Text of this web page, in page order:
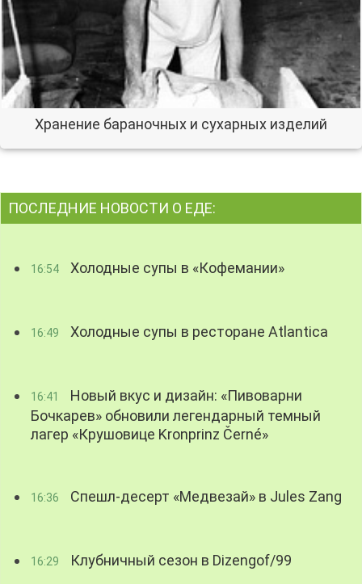
Хранение бараночных и сухарных изделий
ПОСЛЕДНИЕ НОВОСТИ О ЕДЕ:
16:54 Холодные супы в «Кофемании»
16:49 Холодные супы в ресторане Atlantica
16:41
Новый вкус и дизайн: «Пивоварни
Бочкарев» обновили легендарный темный
лагер «Крушовице Kronprinz Černé»
16:36 Спешл-десерт «Медвезай» в Jules Zang
16:29 Клубничный сезон в Dizengof/99